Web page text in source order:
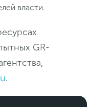
власти.
GR-
.